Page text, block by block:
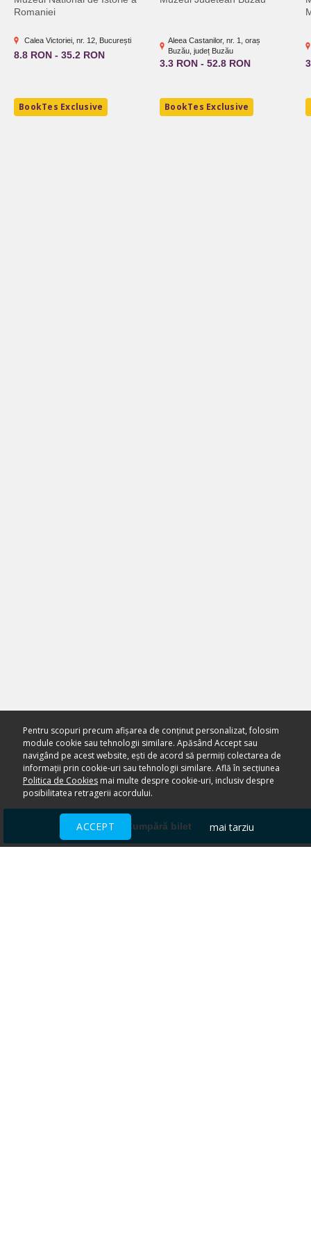
Romaniei
Calea Victoriei, nr. 12, București
8.8 RON - 35.2 RON
BookTes Exclusive
Aleea Castanilor, nr. 1, oraș
Buzău, județ Buzău
3.3 RON - 52.8 RON
BookTes Exclusive
Cumpără bilet
Pentru scopuri precum afișarea de conținut personalizat, folosim
module cookie sau tehnologii similare. Apăsând Accept sau
navigând pe acest website, ești de acord să permiți colectarea de
informații prin cookie-uri sau tehnologii similare. Află în secțiunea
Politica de Cookiesmai multe despre cookie-uri, inclusiv despre
posibilitatea retragerii acordului.
ACCEPT mai tarziu